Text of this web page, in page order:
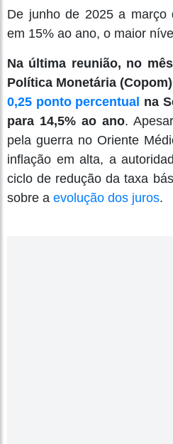
De junho de 2025 a março
em 15% ao ano, o maior
Na última reunião, no
Política Monetária
0,25 ponto percentual na
para 14,5% ao ano.
pela guerra no Oriente
inflação em alta, a
ciclo de redução da taxa
sobre a evolução dos juros.